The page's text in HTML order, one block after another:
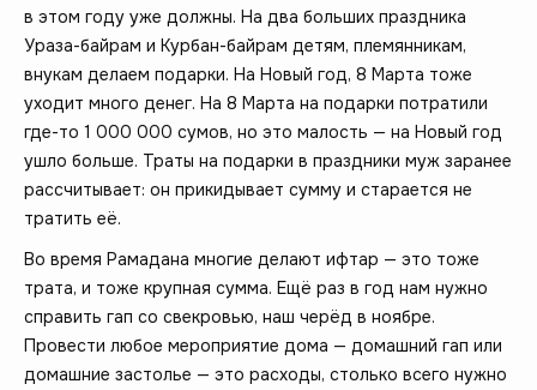
в этом году уже должны. На два больших праздника
Ураза-байрам и Курбан-байрам детям, племянникам,
внукам делаем подарки. На Новый год, 8 Марта тоже
уходит много денег. На 8 Марта на подарки потратили
где-то 1 000 000 сумов, но это малость — на Новый год
ушло больше. Траты на подарки в праздники муж заранее
рассчитывает: он прикидывает сумму и старается не
тратить её.
Во время Рамадана многие делают ифтар — это тоже
трата, и тоже крупная сумма. Ещё раз в год нам нужно
справить гап со свекровью, наш черёд в ноябре.
Провести любое мероприятие дома — домашний гап или
домашние застолье — это расходы, столько всего нужно